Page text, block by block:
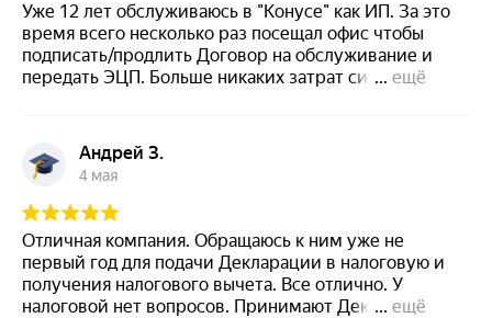
Уже 12 лет обслуживаюсь в "Конусе" как ИП. За это
время всего несколько раз посещал офис чтобы
подписать/продлить Договор на обслуживание и
передать ЭЦП. Больше никаких затрат сил и
всех вопросов связанных с бухучетом, налогами и
т.д. за вменяемое вознаграждение. Так же обращался
как физлицо по вопросу возврата налога за покупку
квартиры и ипотечные платежи. Деньги налоговая
перевела в течение 3-х недель с момента
обращения. Рекомендую эту организацию всем, кто
ценит свое время и нервы.
... ещё
Андрей З.
4 мая
Отличная компания. Обращаюсь к ним уже не
первый год для подачи Декларации в налоговую и
получения налогового вычета. Все отлично. У
налоговой нет вопросов. Принимают Декларацию
... ещё